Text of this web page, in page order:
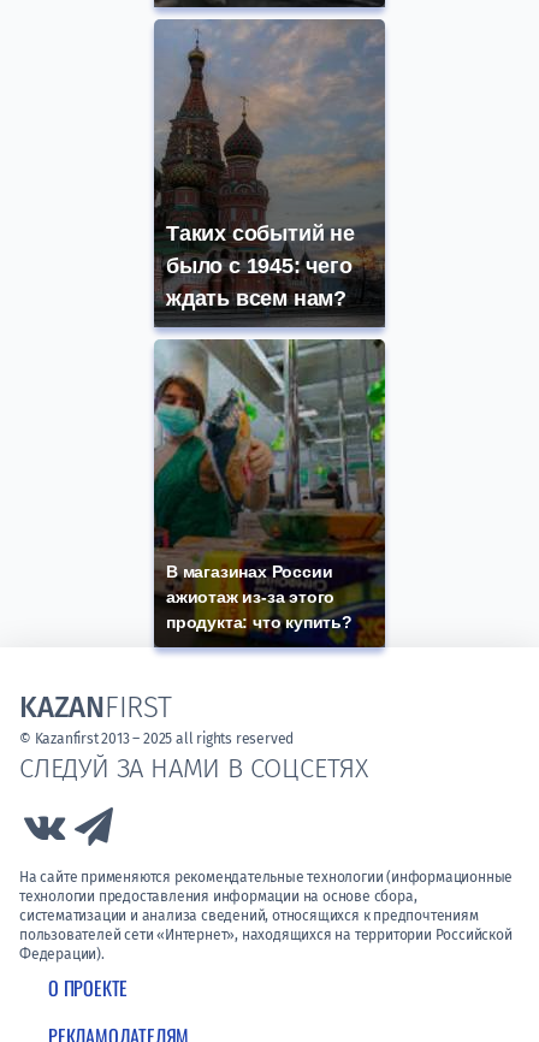
Таких событий не
было с 1945: чего
ждать всем нам?
В магазинах России
ажиотаж из-за этого
продукта: что купить?
О ПРОЕКТЕ
СЛЕДУЙ ЗА НАМИ В СОЦСЕТЯХ
Link to Vk
На сайте применяются рекомендательные технологии (информационные
технологии предоставления информации на основе сбора,
систематизации и анализа сведений, относящихся к предпочтениям
пользователей сети «Интернет», находящихся на территории Российской
Федерации).
KAZANFIRST
© Kazanfirst 2013 – 2025 all rights reserved